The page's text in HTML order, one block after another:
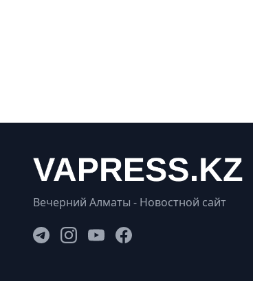
Вечерний Алматы - Новостной сайт